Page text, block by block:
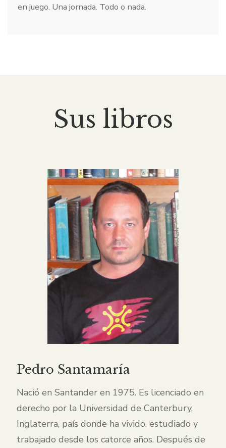
en juego. Una jornada. Todo o nada.
Sus libros
Pedro Santamaría
Nació en Santander en 1975. Es licenciado en
derecho por la Universidad de Canterbury,
Inglaterra, país donde ha vivido, estudiado y
trabajado desde los catorce años. Después de